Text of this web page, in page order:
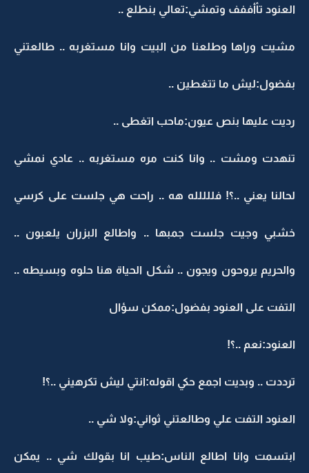
العنود تأأففف وتمشي:تعالي بنطلع ..
مشيت وراها وطلعنا من البيت وانا مستغربه .. طالعتني
بفضول:ليش ما تتغطين ..
رديت عليها بنص عيون:ماحب اتغطى ..
تنهدت ومشت .. وانا كنت مره مستغربه .. عادي نمشي
لحالنا يعني ..؟! فللللله هه .. راحت هي جلست على كرسي
خشبي وجيت جلست جمبها .. واطالع البزران يلعبون ..
والحريم يروحون ويجون .. شكل الحياة هنا حلوه وبسيطه ..
التفت على العنود بفضول:ممكن سؤال
العنود:نعم ..؟!
ترددت .. وبديت اجمع حكي اقوله:انتي ليش تكرهيني ..؟!
العنود التفت علي وطالعتني ثواني:ولا شي ..
ابتسمت وانا اطالع الناس:طيب انا بقولك شي .. يمكن